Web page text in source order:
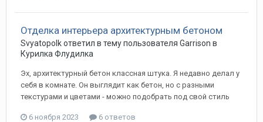
Отделка интерьера архитектурным бетоном
Svyatopolkответил в тему пользователя Garrison в
Курилка Флудилка
Эх, архитектурный бетон классная штука. Я недавно делал у
себя в комнате. Он выглядит как бетон, но с разными
текстурами и цветами - можно подобрать под свой стиль
6 ноября 2023 6 ответов